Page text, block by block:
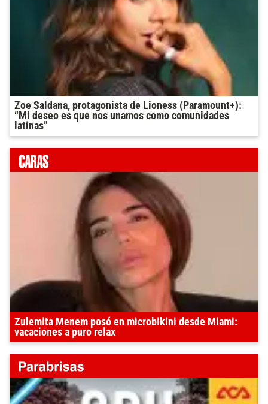
Zoe Saldana, protagonista de Lioness (Paramount+):
“Mi deseo es que nos unamos como comunidades
latinas”
Zulemita Menem posó en microbikini desde Miami:
vacaciones a puro relax